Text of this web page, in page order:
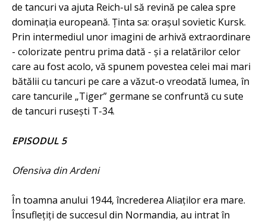
de tancuri va ajuta Reich-ul să revină pe calea spre
dominația europeană. Ținta sa: orașul sovietic Kursk.
Prin intermediul unor imagini de arhivă extraordinare
- colorizate pentru prima dată - și a relatărilor celor
care au fost acolo, vă spunem povestea celei mai mari
bătălii cu tancuri pe care a văzut-o vreodată lumea, în
care tancurile „Tiger” germane se confruntă cu sute
de tancuri rusești T-34.
EPISODUL 5
Ofensiva din Ardeni
În toamna anului 1944, încrederea Aliaților era mare.
Însuflețiți de succesul din Normandia, au intrat în